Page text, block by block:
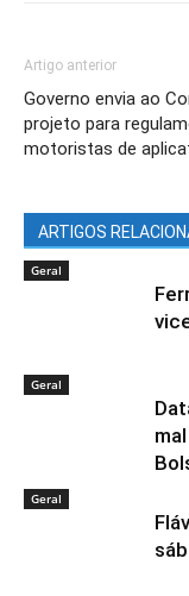
Artigo anterior
Governo envia ao
projeto para
motoristas de
ARTIGOS
Geral
Geral
Geral